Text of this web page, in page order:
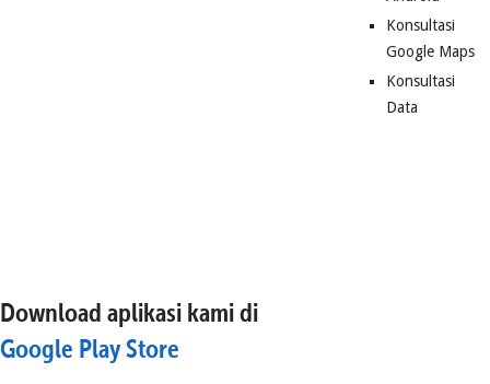
Download aplikasi kami di
Google Play Store
Konsultasi
Google Maps
Konsultasi
Data